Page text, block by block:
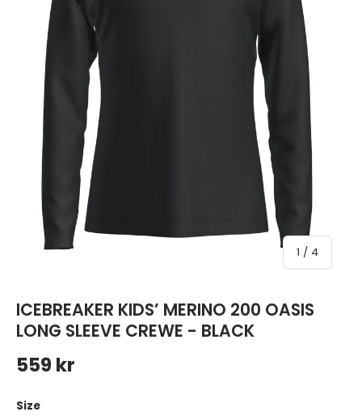
1 / av
4
ICEBREAKER KIDS’ MERINO 200 OASIS
LONG SLEEVE CREWE - BLACK
Ordinarie pris
559 kr
Size